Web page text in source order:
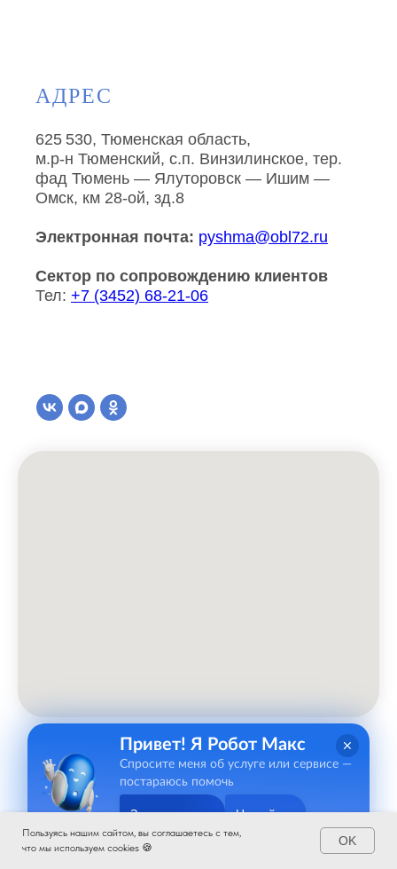
АДРЕС
625 530, Тюменская область,
м.р-н Тюменский, с.п. Винзилинское, тер.
фад Тюмень — Ялуторовск — Ишим —
Омск, км 28-ой, зд.8
Электронная почта: pyshma@obl72.ru
Сектор по сопровождению клиентов
Тел: +7 (3452) 68-21-06
Пользуясь нашим сайтом, вы соглашаетесь с тем,
что мы используем cookies 🍪
OK
Привет! Я Робот Макс
Спросите меня об услуге или сервисе —
постараюсь помочь
Задать вопрос Не сейчас